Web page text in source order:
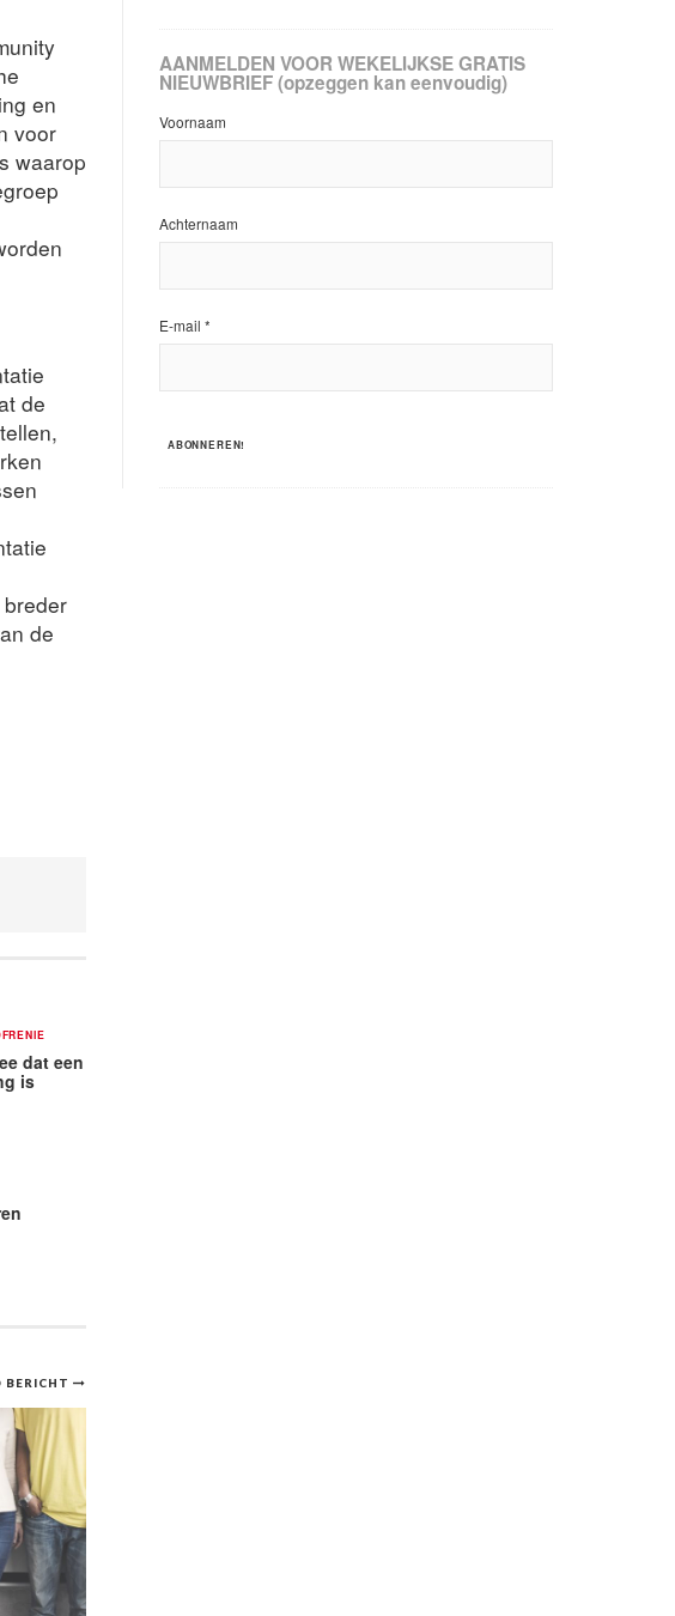
en
voor
waarop
de
de
dat een
is
BERICHT
AANMELDEN VOOR WEKELIJKSE GRATIS
NIEUWBRIEF (opzeggen kan eenvoudig)
Voornaam
Achternaam
E-mail *